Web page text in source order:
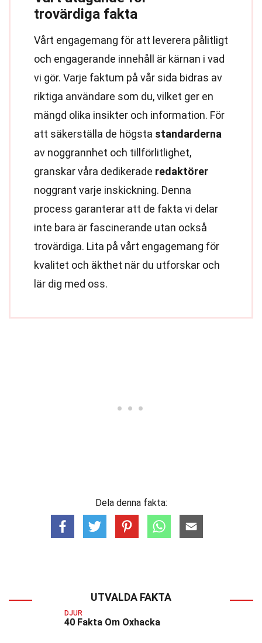
trovärdiga fakta
Vårt engagemang för att leverera pålitligt
och engagerande innehåll är kärnan i vad
vi gör. Varje faktum på vår sida bidras av
riktiga användare som du, vilket ger en
mängd olika insikter och information. För
att säkerställa de högsta standarderna
av noggrannhet och tillförlitlighet,
granskar våra dedikerade redaktörer
noggrant varje inskickning. Denna
process garanterar att de fakta vi delar
inte bara är fascinerande utan också
trovärdiga. Lita på vårt engagemang för
kvalitet och äkthet när du utforskar och
lär dig med oss.
Dela denna fakta:
UTVALDA FAKTA
DJUR
40 Fakta Om Oxhacka